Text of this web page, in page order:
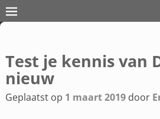
Bericht navigatie
Test je kennis van
nieuw
Geplaatst op 1 maart 2019 door